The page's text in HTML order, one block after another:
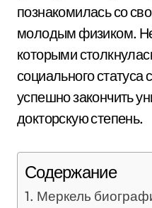
познакомилась со
молодым физиком.
которыми
социального
успешно закончить
докторскую степень.
Содержание
Меркель